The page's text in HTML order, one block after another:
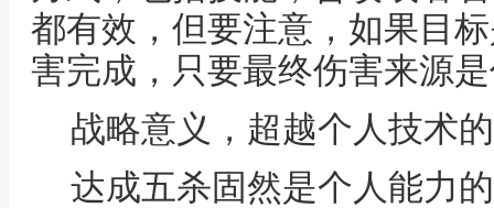
都有效，但要注意，如果目
害完成，只要最终伤害来源
战略意义，超越个人技术
达成五杀固然是个人能力